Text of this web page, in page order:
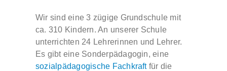
OGS und Betreuung
Wir sind eine 3 zügige Grundschule mit
ca. 310 Kindern. An unserer Schule
unterrichten 24 Lehrerinnen und Lehrer.
Es gibt eine Sonderpädagogin, eine
sozialpädagogische Fachkraftfür die